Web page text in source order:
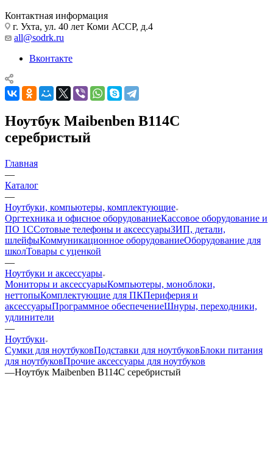
Контактная информация
г. Ухта, ул. 40 лет Коми АССР, д.4
all@sodrk.ru
Вконтакте
Ноутбук Maibenben B114C
серебристый
Главная
—
Каталог
—
Ноутбуки, компьютеры, комплектующие
Оргтехника и офисное оборудованиеКассовое оборудование и
ПО 1ССотовые телефоны и аксессуарыЗИП, детали,
шлейфыКоммуникационное оборудованиеОборудование для
школТовары с уценкой
—
Ноутбуки и аксессуары
Мониторы и аксессуарыКомпьютеры, моноблоки,
неттопыКомплектующие для ПКПериферия и
аксессуарыПрограммное обеспечениеШнуры, переходники,
удлинители
—
Ноутбуки
Сумки для ноутбуковПодставки для ноутбуковБлоки питания
для ноутбуковПрочие аксессуары для ноутбуков
—Ноутбук Maibenben B114C серебристый